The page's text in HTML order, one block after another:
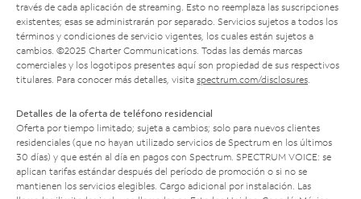
través de cada aplicación de streaming. Esto no reemplaza las suscripciones
existentes; esas se administrarán por separado. Servicios sujetos a todos los
términos y condiciones de servicio vigentes, los cuales están sujetos a
cambios. ©2025 Charter Communications. Todas las demás marcas
comerciales y los logotipos presentes aquí son propiedad de sus respectivos
titulares. Para conocer más detalles, visita spectrum.com/disclosures
Detalles de la oferta de teléfono residencial
Oferta por tiempo limitado; sujeta a cambios; solo para nuevos clientes
residenciales (que no hayan utilizado servicios de Spectrum en los últimos
30 días) y que estén al día en pagos con Spectrum. SPECTRUM VOICE: se
aplican tarifas estándar después del período de promoción o si no se
mantienen los servicios elegibles. Cargo adicional por instalación. Las